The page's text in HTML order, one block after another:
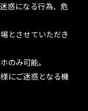
惑になる行為、危
とさせていただき
のみ可能。
にご迷惑となる機